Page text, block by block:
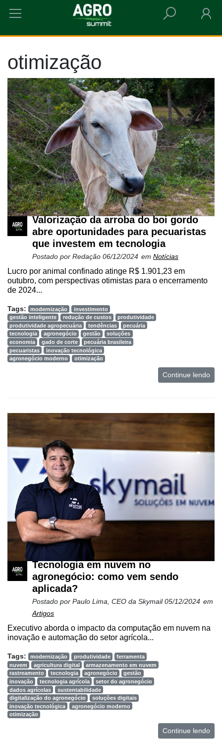
HOME OTIMIZAÇÃO
otimização
Valorização da arroba do boi gordo
abre oportunidades para pecuaristas
que investem em tecnologia
Postado por Redação 06/12/2024 em Notícias
Lucro por animal confinado atinge R$ 1.901,23 em
outubro, com perspectivas otimistas para o encerramento
de 2024...
Tags: modernização
investimento
gestão inteligente
redução de custos
produtividade
produtividade agropecuária
tendências
pecuária
tecnologia
agronegócio gestão
soluções
economia
gado de corte
pecuária brasileira
pecuaristas
inovação tecnológica
agronegócio moderno
otimização
Continue lendo
Tecnologia em nuvem no
agronegócio: como vem sendo
aplicada?
Postado por Paulo Lima, CEO da Skymail05/12/2024 em
Artigos
Executivo aborda o impacto da computação em nuvem na
inovação e automação do setor agrícola...
Tags: modernização produtividade
ferramenta
nuvem
agricultura digital
armazenamento em nuvem
rastreamento
tecnologia agronegócio
gestão
inovação
tecnologia agrícola
setor do agronegócio
dados agrícolas
sustentabilidade
digitalização do agronegócio
soluções digitais
inovação tecnológica
agronegócio moderno
otimização
Continue lendo